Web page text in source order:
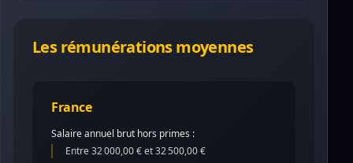
Les rémunérations moyennes
France
Salaire annuel brut hors primes :
Entre 32 000,00 € et 32 500,00 €